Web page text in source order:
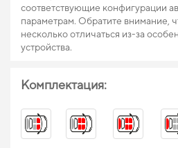
соответствующие конфигурации
параметрам. Обратите внимание,
несколько отличаться из-за
устройства.
Комплектация: